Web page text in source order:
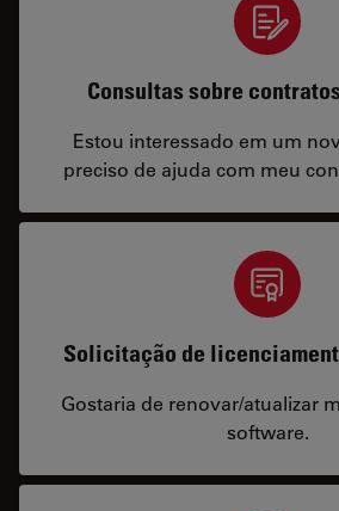
Consultas sobre
Estou interessado em um
preciso de ajuda com meu
Solicitação de
Gostaria de renovar/atualizar
software.